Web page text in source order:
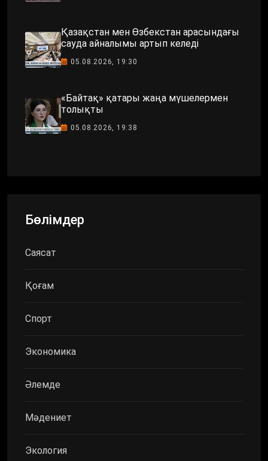
Қазақстан мен Өзбекстан арасындағы
сауда айналымы артып келеді
05.08.2026, 19:30
«Байтақ» қатары жаңа мүшелермен
толықты
05.08.2026, 19:38
Бөлімдер
Саясат
Қоғам
Спорт
Экономика
Әлемде
Мәдениет
Экология